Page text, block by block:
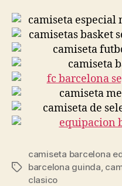
Etiquetas
camiseta barcelona
barcelona guinda,
clasico